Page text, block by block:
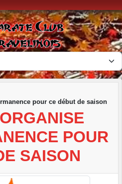
pour ce début de saison
POUR
SAISON